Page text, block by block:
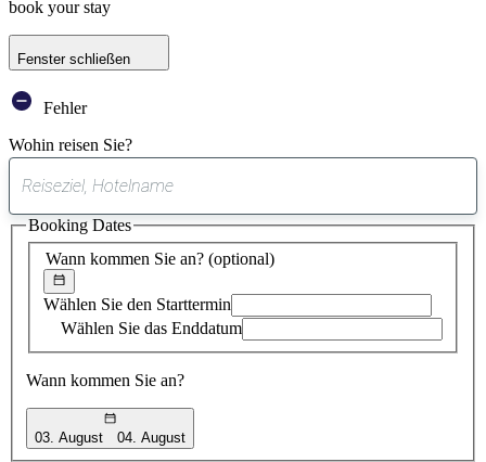
book your stay
Fenster schließen
Fehler
Wohin reisen Sie?
gefundener
Vorschlag
Wann kommen Sie an? (optional)
Wählen Sie den Starttermin
Wählen Sie das Enddatum
Wann kommen Sie an?
03. August 04. August
Booking Dates